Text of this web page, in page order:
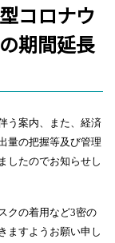
コロナウ
期間延長
う案内、また、経済
量の把握等及び管理
したのでお知らせし
クの着用など3密の
ますようお願い申し